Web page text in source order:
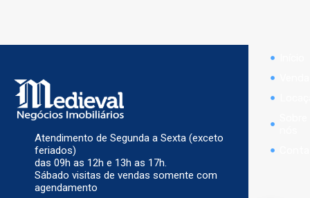
Atendimento de Segunda a Sexta (exceto
feriados)
das 09h as 12h e 13h as 17h.
Sábado visitas de vendas somente com
agendamento